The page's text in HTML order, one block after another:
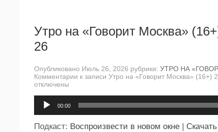
Утро на «Говорит Москва»
26
Опубликовано Июль 26, 2026 рубрики: УТРО НА
Комментарии к записи Утро на «Говорит Москва» (16+)
отключены
00:00
Подкаст: Воспроизвести в новом окне | Скачать